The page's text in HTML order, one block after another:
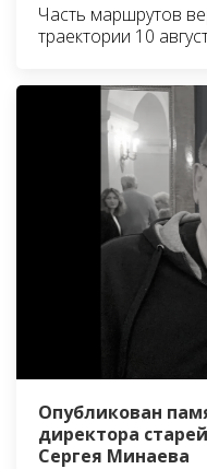
Часть маршрутов
траектории 10
Опубликован
директора
Сергея Минаева